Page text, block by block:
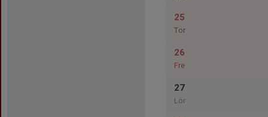
25
Tor
26
Fre
27
Lör